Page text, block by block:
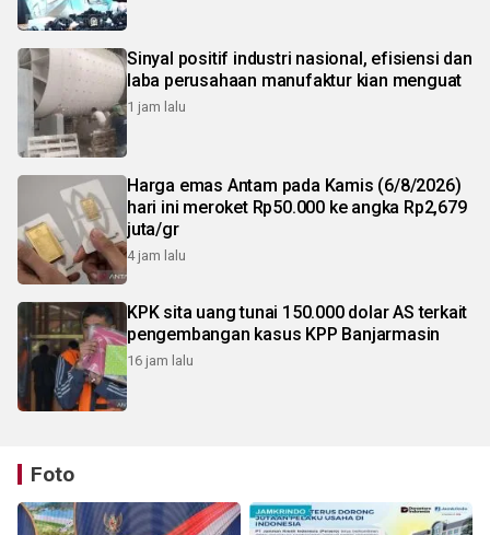
Sinyal positif industri nasional, efisiensi dan
laba perusahaan manufaktur kian menguat
1 jam lalu
Harga emas Antam pada Kamis (6/8/2026)
hari ini meroket Rp50.000 ke angka Rp2,679
juta/gr
4 jam lalu
KPK sita uang tunai 150.000 dolar AS terkait
pengembangan kasus KPP Banjarmasin
16 jam lalu
Foto